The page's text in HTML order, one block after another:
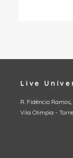
Live
R. Fidêncio
Vila Olimpia -